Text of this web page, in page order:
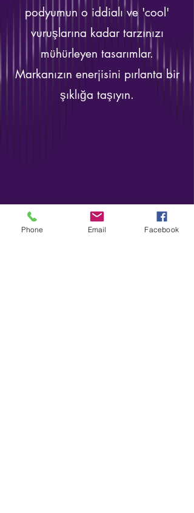
podyumun o iddialı ve 'cool'
vuruşlarına kadar tarzınızı
mühürleyen tasarımlar.
Markanızın enerjisini pırlanta bir
şıklığa taşıyın.
Phone Email Facebook